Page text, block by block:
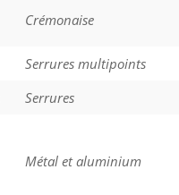
Crémonaise
Serrures multipoints
Serrures
Métal et aluminium